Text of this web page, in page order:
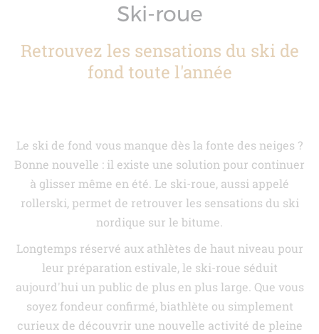
Ski-roue
Retrouvez les sensations du ski de
fond toute l'année
Le ski de fond vous manque dès la fonte des neiges ?
Bonne nouvelle : il existe une solution pour continuer
à glisser même en été. Le ski-roue, aussi appelé
rollerski, permet de retrouver les sensations du ski
nordique sur le bitume.
Longtemps réservé aux athlètes de haut niveau pour
leur préparation estivale, le ski-roue séduit
aujourd'hui un public de plus en plus large. Que vous
soyez fondeur confirmé, biathlète ou simplement
curieux de découvrir une nouvelle activité de pleine